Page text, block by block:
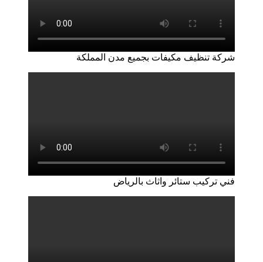
شركة تنظيف مكيفات بجميع مدن المملكة
فني تركيب ستائر واثاث بالرياض